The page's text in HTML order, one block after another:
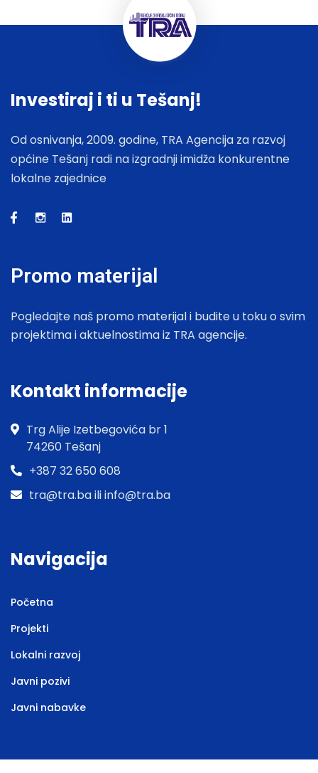
Investiraj i ti u Tešanj!
Od osnivanja, 2009. godine, TRA Agencija za razvoj
općine Tešanj radi na izgradnji imidža konkurentne
lokalne zajednice
Promo materijal
Pogledajte naš promo materijal i budite u toku o svim
projektima i aktuelnostima iz TRA agencije.
Kontakt informacije
Trg Alije Izetbegovića br 1
74260 Tešanj
+387 32 650 608
tra@tra.ba ili info@tra.ba
Navigacija
Početna
Projekti
Lokalni razvoj
Javni pozivi
Javni nabavke